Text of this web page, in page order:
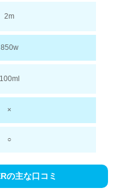
2m
850w
100ml
×
○
主な口コミ